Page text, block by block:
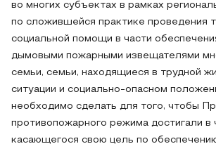
во многих субъектах в рамках
по сложившейся практике проведения
социальной помощи в части
дымовыми пожарными извещателями
семьи, семьи, находящиеся в трудной
ситуации и социально-опасном
необходимо сделать для того, чтобы
противопожарного режима достигали в
касающегося свою цель по